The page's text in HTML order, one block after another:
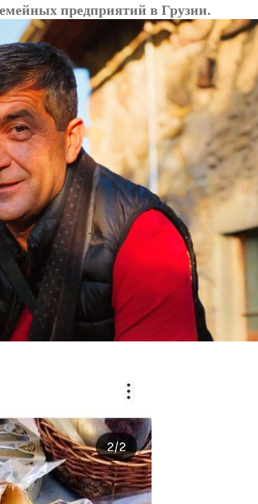
предприятий в Грузии.